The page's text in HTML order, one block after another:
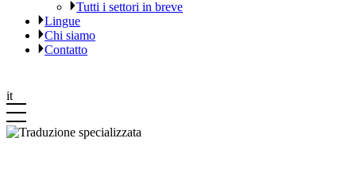
Tutti i settori in breve
Lingue
Chi siamo
Contatto
it